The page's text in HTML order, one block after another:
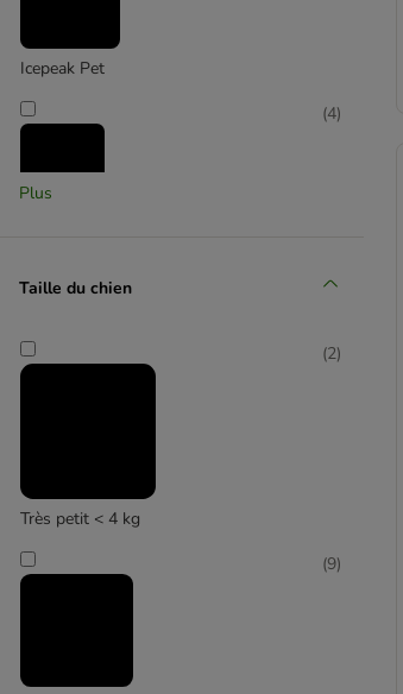
Icepeak Pet
(4)
Plus
Taille du chien
Très petit < 4 kg
(2)
(9)